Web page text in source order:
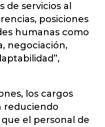
servicios al
posiciones
humanas como
negociación,
los cargos
reduciendo
el personal de